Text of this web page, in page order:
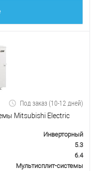
Под заказ (10-12 дней)
Mitsubishi Electric
Инверторный
5.3
6.4
Мультисплит-системы